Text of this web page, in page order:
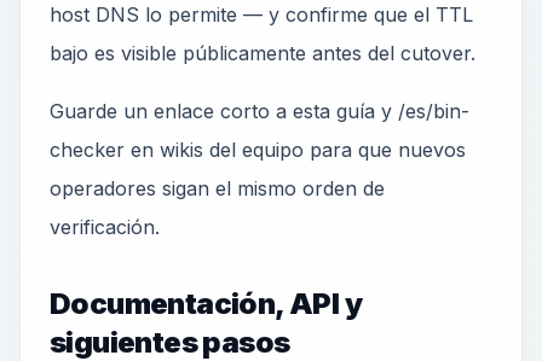
host DNS lo permite — y confirme que el TTL
bajo es visible públicamente antes del cutover.
Guarde un enlace corto a esta guía y /es/bin-
checker en wikis del equipo para que nuevos
operadores sigan el mismo orden de
verificación.
Documentación, API y
siguientes pasos